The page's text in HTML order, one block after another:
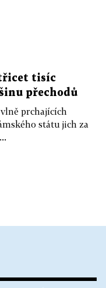
třicet tisíc
přechodů
prchajících
státu jich za